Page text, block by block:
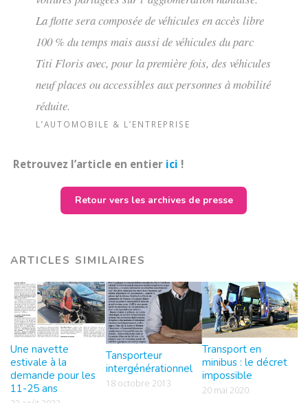
La flotte sera composée de véhicules en accès libre
100 % du temps mais aussi de véhicules du parc
Titi Floris avec, pour la première fois, des véhicules
neuf places ou accessibles aux personnes à mobilité
réduite.
L’AUTOMOBILE & L’ENTREPRISE
Retrouvez l’article en entier ici !
Retour vers les archives de presse
ARTICLES SIMILAIRES
Une navette
estivale à la
demande pour les
11-25 ans
Tansporteur
intergénérationnel
18 octobre 2013
Transport en
minibus : le décret
impossible
20 mai 2020